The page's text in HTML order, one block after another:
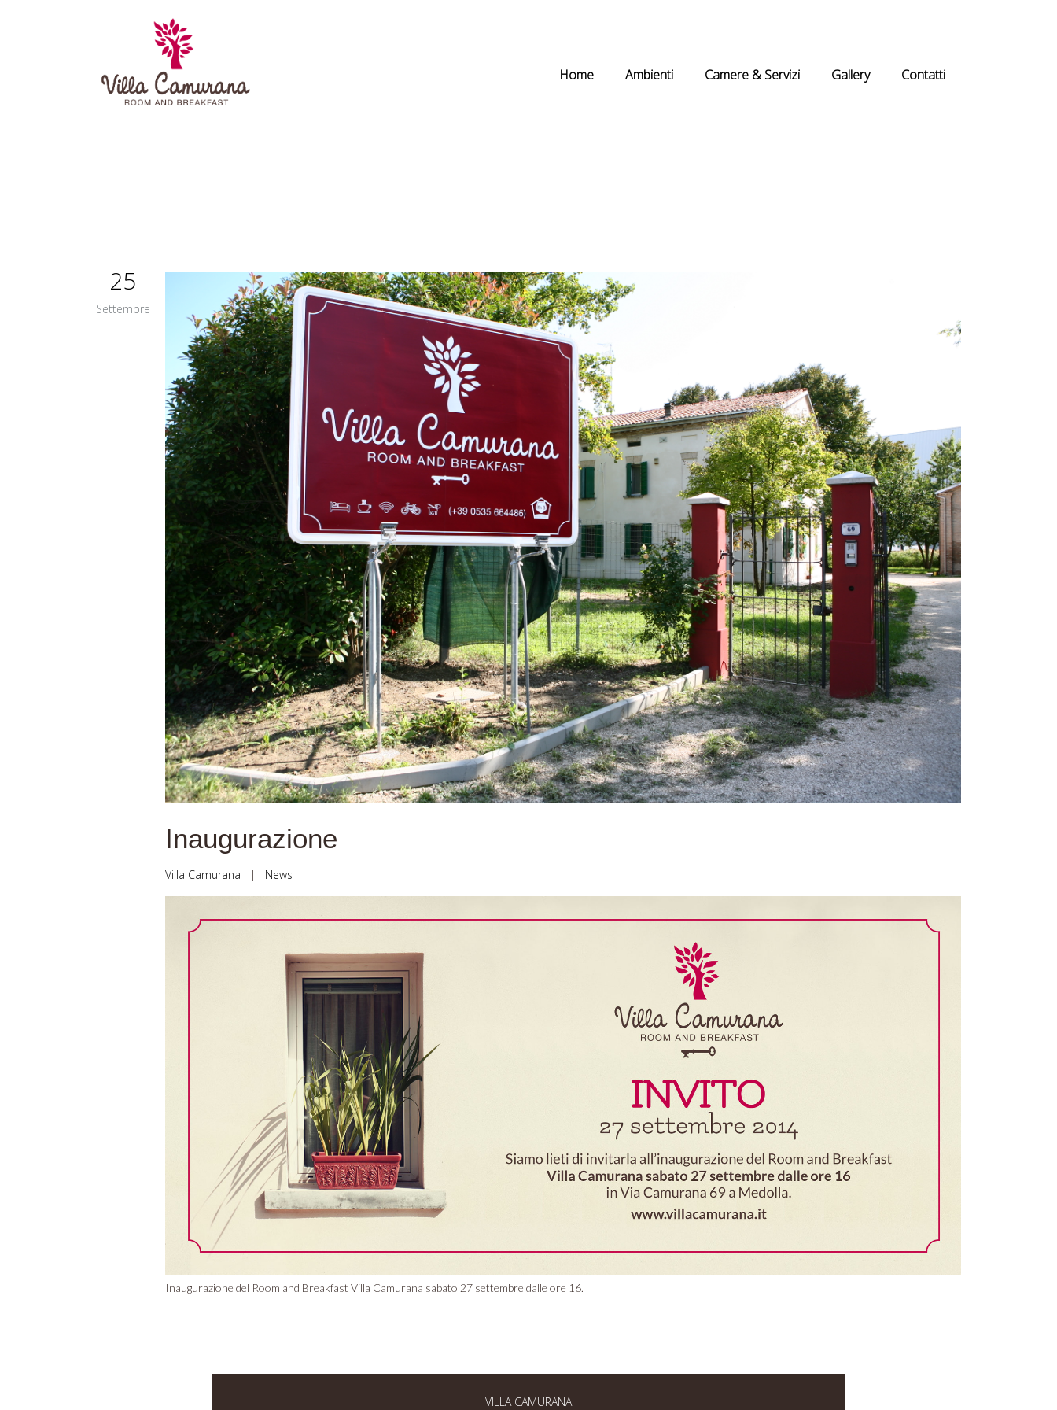
Home Ambienti Camere & Servizi Gallery Contatti
25
Settembre
Inaugurazione
Villa Camurana | News
Inaugurazione del Room and Breakfast Villa Camurana sabato 27 settembre dalle ore 16.
VILLA CAMURANA